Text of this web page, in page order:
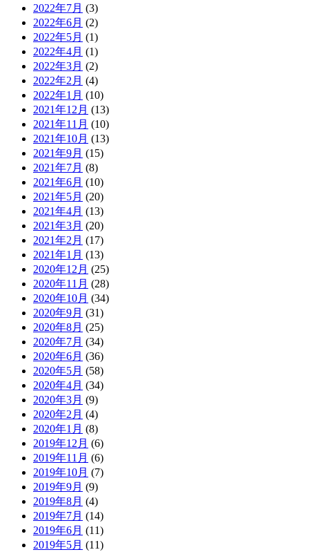
2022年7月 (3)
2022年6月 (2)
2022年5月 (1)
2022年4月 (1)
2022年3月 (2)
2022年2月 (4)
2022年1月 (10)
2021年12月 (13)
2021年11月 (10)
2021年10月 (13)
2021年9月 (15)
2021年7月 (8)
2021年6月 (10)
2021年5月 (20)
2021年4月 (13)
2021年3月 (20)
2021年2月 (17)
2021年1月 (13)
2020年12月 (25)
2020年11月 (28)
2020年10月 (34)
2020年9月 (31)
2020年8月 (25)
2020年7月 (34)
2020年6月 (36)
2020年5月 (58)
2020年4月 (34)
2020年3月 (9)
2020年2月 (4)
2020年1月 (8)
2019年12月 (6)
2019年11月 (6)
2019年10月 (7)
2019年9月 (9)
2019年8月 (4)
2019年7月 (14)
2019年6月 (11)
2019年5月 (11)